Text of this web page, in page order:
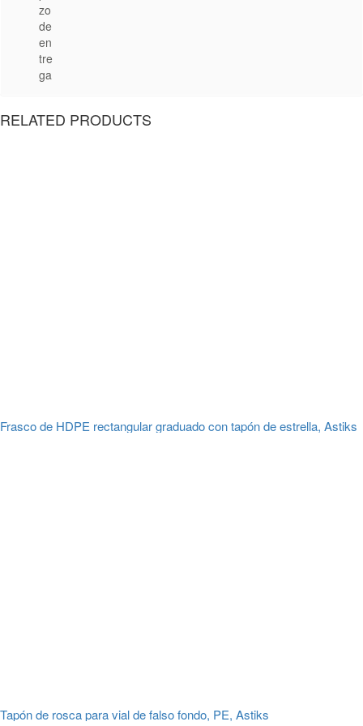
zo
de
en
tre
ga
RELATED PRODUCTS
Frasco de HDPE rectangular graduado con tapón de estrella, Astiks
Tapón de rosca para vial de falso fondo, PE, Astiks